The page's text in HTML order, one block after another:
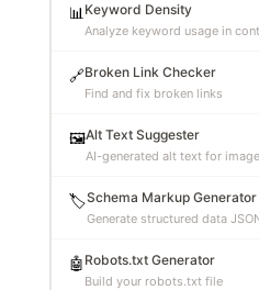
📊 Keyword Density
Analyze keyword usage in
🔗Broken Link Checker
Find and fix broken links
🖼️Alt Text Suggester
AI-generated alt text for
🏷️Schema Markup Generator
Generate structured data
🤖 Robots.txt Generator
Build your robots.txt file